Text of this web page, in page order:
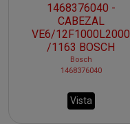
1468376040 -
CABEZAL
VE6/12F1000L2000
/1163 BOSCH
Bosch
1468376040
Vista